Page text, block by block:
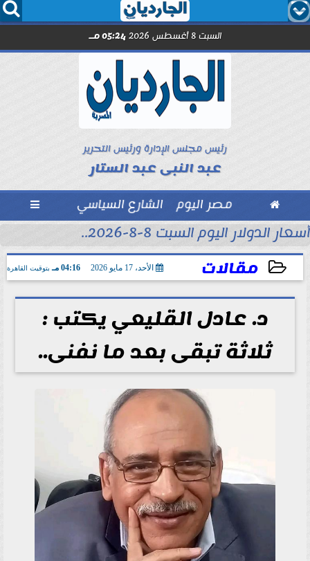
  
السبت 8 أغسطس 2026 05:24 مـ
رئيس مجلس الإدارة ورئيس التحرير
عبد النبى عبد الستار
 مصر اليوم الشارع السياسي 
أسعار الدولار اليوم السبت 8-8-2026..
مقالات الأحد، 17 مايو 2026 04:16 مـ بتوقيت القاهرة
2026-05-17 16:16:37
د. عادل القليعي يكتب :
ثلاثة تبقى بعد ما نفنى..